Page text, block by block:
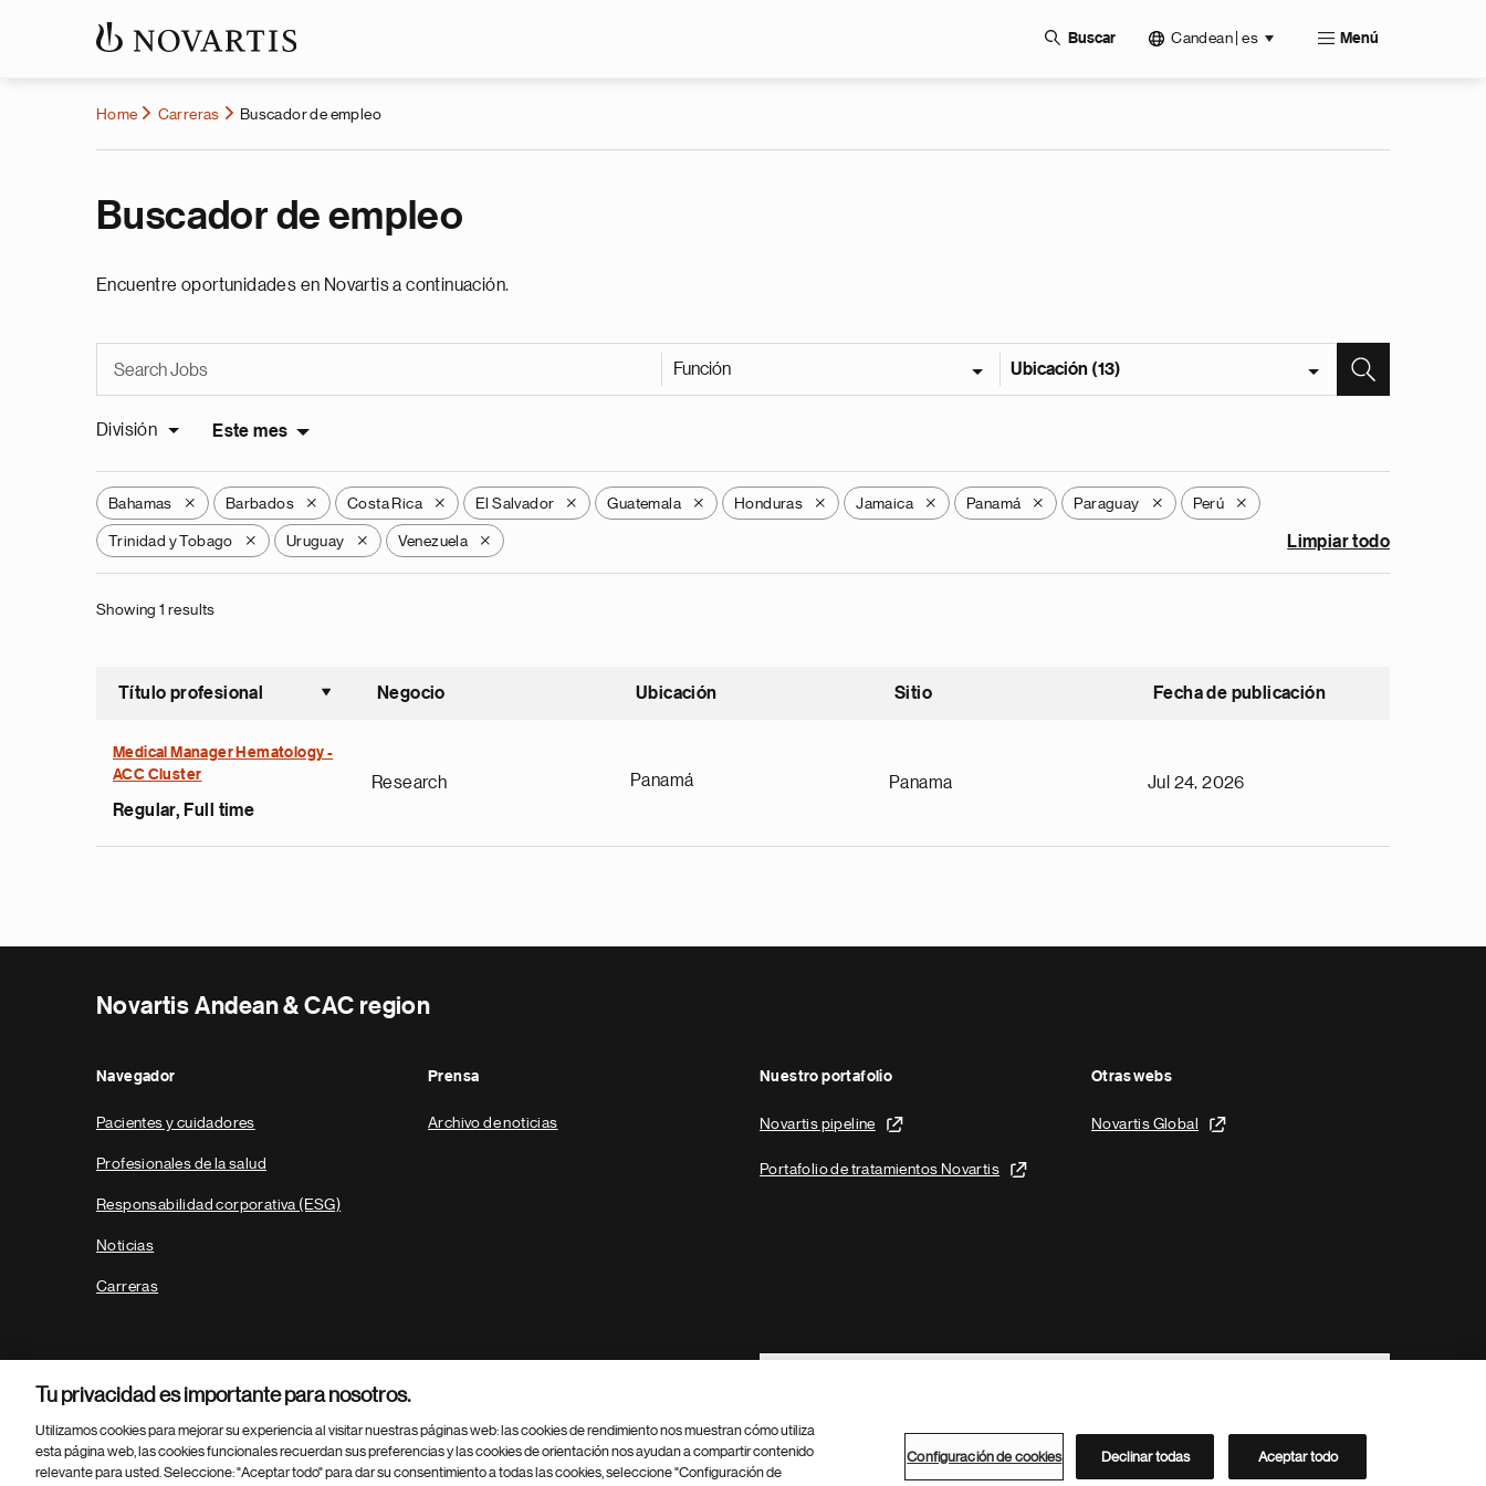
Buscar Candean | es Menú
Home Carreras Buscador de empleo
Buscador de empleo
Encuentre oportunidades en Novartis a continuación.
Función Ubicación (13)
División Este mes
Bahamas X Barbados X Costa Rica X El Salvador X Guatemala X Honduras X Jamaica X Panamá X Paraguay X Perú X
Trinidad y Tobago X Uruguay X Venezuela X Limpiar todo
Showing 1 results
Título profesional
Ordenar ascendente
Negocio Ubicación Sitio Fecha de publicación
Medical Manager Hematology -
ACC Cluster
Regular, Full time
Research Panamá Panama Jul 24, 2026
Novartis Andean & CAC region
Navegador
Pacientes y cuidadores
Profesionales de la salud
Responsabilidad corporativa (ESG)
Noticias
Carreras
Prensa
Archivo de noticias
Nuestro portafolio
Novartis pipeline
Portafolio de tratamientos Novartis
Otras webs
Novartis Global
Footer Site Search
Parte
© 2026 Novartis AG Directorio de Novartis
Tu privacidad es importante para nosotros.
Utilizamos cookies para mejorar su experiencia al visitar nuestras páginas web: las cookies de rendimiento nos muestran cómo utiliza
esta página web, las cookies funcionales recuerdan sus preferencias y las cookies de orientación nos ayudan a compartir contenido
relevante para usted. Seleccione: "Aceptar todo" para dar su consentimiento a todas las cookies, seleccione "Configuración de
Configuración de cookies Declinar todas Aceptar todo